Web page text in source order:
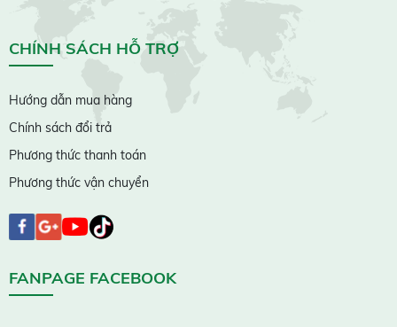
CHÍNH SÁCH HỖ TRỢ
Hướng dẫn mua hàng
Chính sách đổi trả
Phương thức thanh toán
Phương thức vận chuyển
FANPAGE FACEBOOK